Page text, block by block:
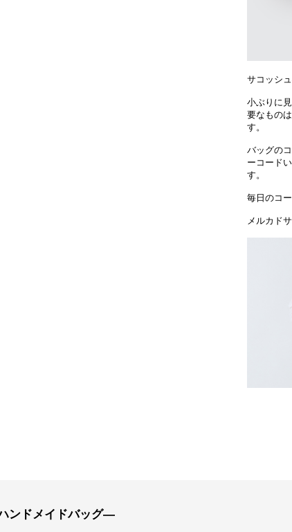
サコッシ
小ぶりに
要なもの
す。
バッグの
ーコード
す。
毎日のコ
メルカド
ンドメイドバッグ―